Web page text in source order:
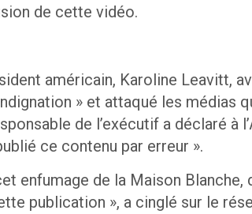
de cette vidéo.
américain, Karoline Leavitt,
» et attaqué les médias
de l’exécutif a déclaré à
ce contenu par erreur ».
enfumage de la Maison Blanche,
publication », a cinglé sur le